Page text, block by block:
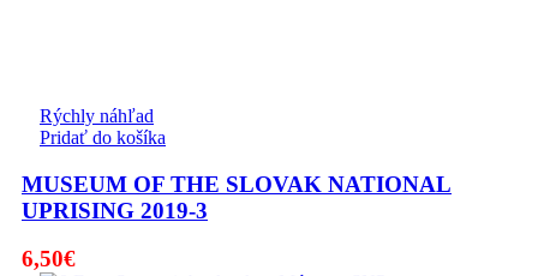
Rýchly náhľad
Pridať do košíka
MUSEUM OF THE SLOVAK NATIONAL
UPRISING 2019-3
6,50€